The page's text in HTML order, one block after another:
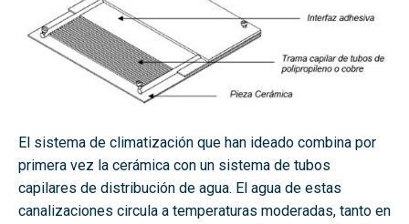
El sistema de climatización que han ideado combina por
primera vez la cerámica con un sistema de tubos
capilares de distribución de agua. El agua de estas
canalizaciones circula a temperaturas moderadas, tanto en